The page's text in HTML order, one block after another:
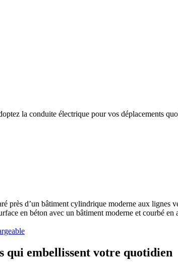
la conduite électrique pour vos déplacements
qui embellissent votre quotidien